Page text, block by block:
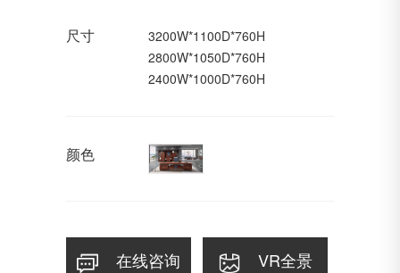
尺寸
3200W*1100D*760H
2800W*1050D*760H
2400W*1000D*760H
颜色
在线咨询 VR全景